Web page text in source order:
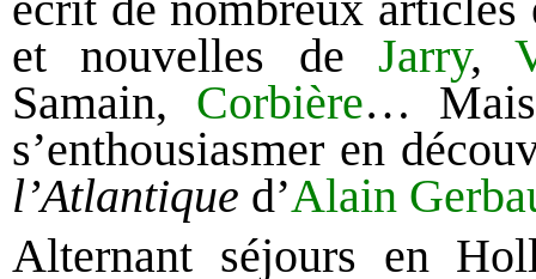
et nouvelles de Jarry,
Samain, Corbière… Mais
s’enthousiasmer en
l’Atlantique d’Alain
Alternant séjours en